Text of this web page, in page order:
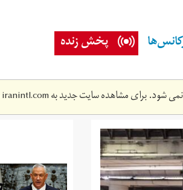
پخش زنده
شود. برای مشاهده سایت جدید بهiranintl.com